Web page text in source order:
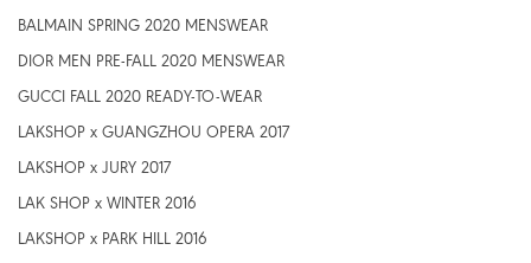
BALMAIN SPRING 2020 MENSWEAR
DIOR MEN PRE-FALL 2020 MENSWEAR
GUCCI FALL 2020 READY-TO-WEAR
LAKSHOP x GUANGZHOU OPERA 2017
LAKSHOP x JURY 2017
LAK SHOP x WINTER 2016
LAKSHOP x PARK HILL 2016